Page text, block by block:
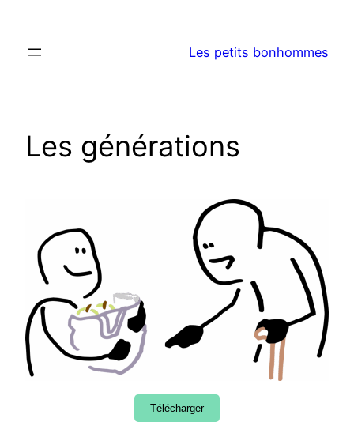
contenu
Les petits bonhommes
Les générations
Télécharger